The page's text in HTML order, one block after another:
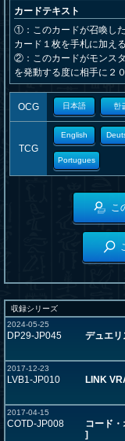
カードテキスト
①：このカードが召喚し
カード１枚を手札に加える
②：このカードがモンス
を発動する度に相手に２
OCG 日本語 한
TCG
English
Portugues
こ
収録シリーズ
2024-05-25
DP29-JP045 デュエ
2017-12-23
LVB1-JP010 LINK
2017-04-15
COTD-JP008
コード
]